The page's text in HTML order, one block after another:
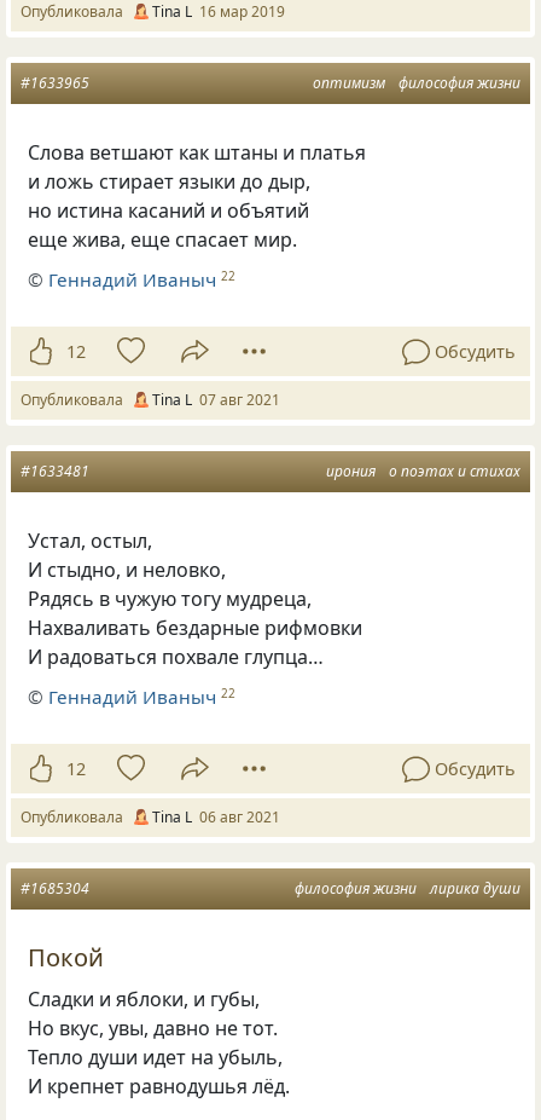
Опубликовала Tina L 16 мар 2019
оптимизм философия жизни
#1633965
Слова ветшают как штаны и платья
и ложь стирает языки до дыр,
но истина касаний и объятий
еще жива, еще спасает мир.
© Геннадий Иваныч 22
12 Обсудить
Опубликовала Tina L 07 авг 2021
ирония о поэтах и стихах
#1633481
Устал, остыл,
И стыдно, и неловко,
Рядясь в чужую тогу мудреца,
Нахваливать бездарные рифмовки
И радоваться похвале глупца…
© Геннадий Иваныч 22
12 Обсудить
Опубликовала Tina L 06 авг 2021
философия жизни лирика души
#1685304
Покой
Сладки и яблоки, и губы,
Но вкус, увы, давно не тот.
Тепло души идет на убыль,
И крепнет равнодушья лёд.